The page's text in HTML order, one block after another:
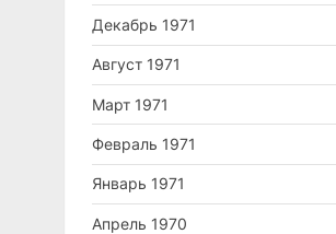
Декабрь 1971
Август 1971
Март 1971
Февраль 1971
Январь 1971
Апрель 1970